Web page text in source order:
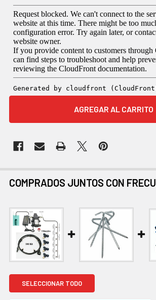
COMPRADOS JUNTOS CON
SELECCIONAR TODO